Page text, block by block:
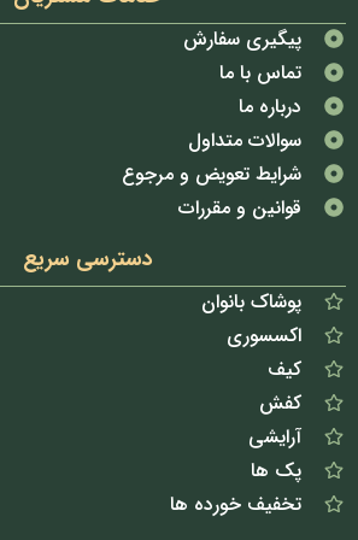
پیگیری سفارش
تماس با ما
درباره ما
سوالات متداول
شرایط تعویض و مرجوع
قوانین و مقررات
دسترسی سریع
پوشاک بانوان
اکسسوری
کیف
کفش
آرایشی
پک ها
تخفیف خورده ها